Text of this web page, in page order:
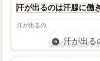
汗が出るのは汗腺に働
汗が出るの...
汗が出る